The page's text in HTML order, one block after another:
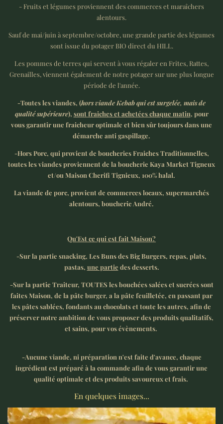
- Fruits et légumes proviennent des commerces et maraîchers
alentours.
Sauf de mai/juin à septembre/octobre, une grande partie des légumes
sont issue du potager BIO direct du HILL.
Les pommes de terres qui servent à vous régaler en Frites, Rattes,
Grenailles, viennent également de notre potager sur une plus longue
période de l'année.
-Toutes les viandes, (hors viande Kebab qui est surgelée, mais de
qualité supérieure), sont fraiches et achetées chaque matin, pour
vous garantir une fraicheur optimale et bien sûr toujours dans une
démarche anti gaspillage.
-Hors Porc, qui provient de boucheries Fraiches Traditionnelles,
toutes les viandes proviennent de la boucherie Kaya Market Tigneux
et/ou Maison Cherifi Tignieux, 100% halal.
La viande de porc, provient de commerces locaux, supermarchés
alentours, boucherie André.
Qu'Est ce qui est fait Maison?
-Sur la partie snacking, Les Buns des Big Burgers, repas, plats,
pastas, une partie des desserts.
-Sur la partie Traiteur, TOUTES les bouchées salées et sucrées sont
faites Maison, de la pâte burger, a la pâte feuilletée, en passant par
les pâtes sablées, fondants au chocolats et toute les autres, afin de
préserver notre ambition de vous proposer des produits qualitatifs,
et sains, pour vos évènements.
-Aucune viande, ni préparation n'est faite d'avance, chaque
ingrédient est préparé à la commande afin de vous garantir une
qualité optimale et des produits savoureux et frais.
En quelques images...